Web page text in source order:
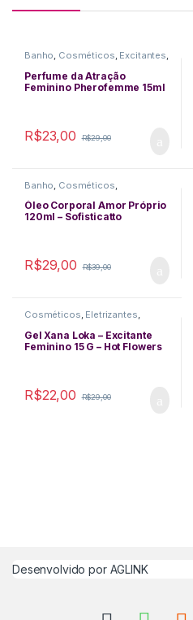
Banho, Cosméticos, Excitantes,
Perfume da Atração
Feminino Pherofemme 15ml
R$23,00 R$29,00
Banho Cosméticos
Funcionais
Lubrificantes,Massagem,
Perfumes
Óleo Corporal Amor Próprio
120ml – Sofisticatto
R$29,00 R$39,00
Cosméticos, Eletrizantes,
Lubrificantes,Queima de
Estoque
Gel Xana Loka – Excitante
Feminino 15 G – Hot Flowers
R$22,00 R$29,00
Desenvolvido por AGLINK